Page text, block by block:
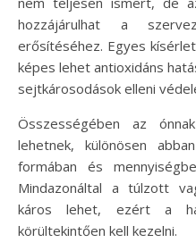
hozzájárulhat a
erősítéséhez. Egyes
képes lehet antioxidáns
sejtkárosodások elleni
Összességében az
lehetnek, különösen
formában és
Mindazonáltal a túlzott
káros lehet, ezért a
körültekintően kell kezelni.